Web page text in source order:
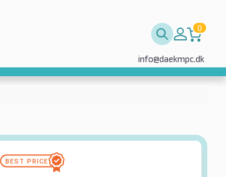
0
info@daekmpc.dk